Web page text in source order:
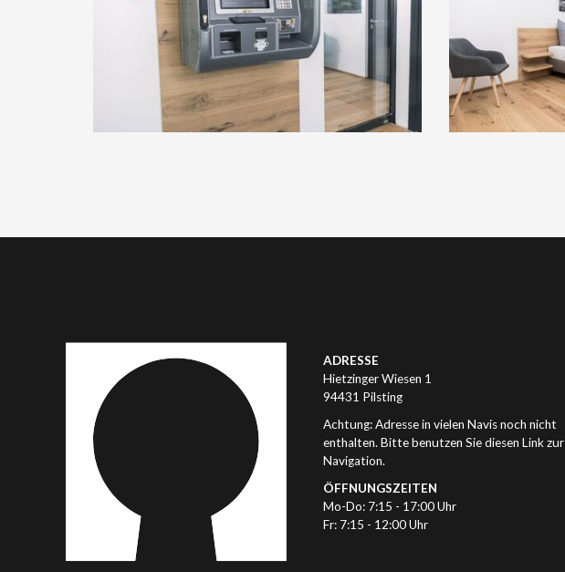
ADRESSE
Hietzinger Wiesen 1
94431 Pilsting
Achtung: Adresse in vielen Navis noch nicht
enthalten. Bitte benutzen Siediesen Link zur
Navigation.
ÖFFNUNGSZEITEN
Mo-Do: 7:15 - 17:00 Uhr
Fr: 7:15 - 12:00 Uhr